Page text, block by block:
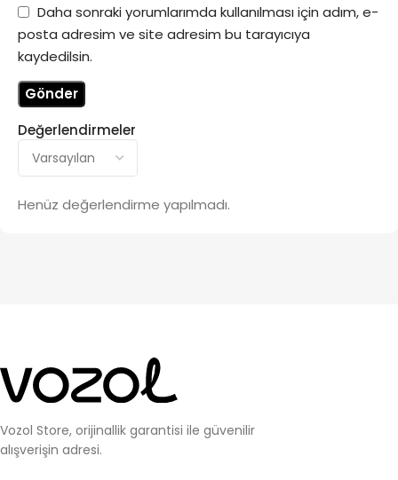
Değerlendirmeler
Henüz değerlendirme yapılmadı.
Daha sonraki yorumlarımda kullanılması için adım, e-
posta adresim ve site adresim bu tarayıcıya
kaydedilsin.
Vozol Store, orijinallik garantisi ile güvenilir
alışverişin adresi.